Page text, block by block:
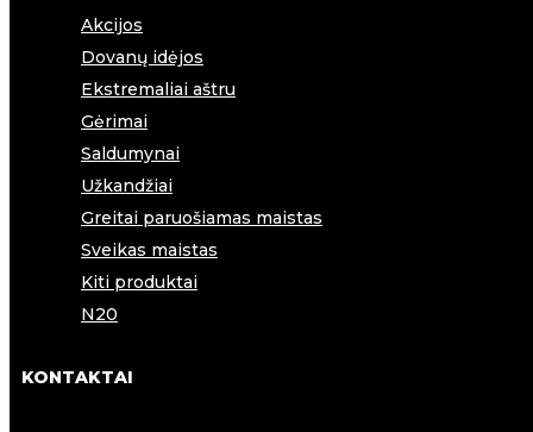
Akcijos
Dovanų idėjos
Ekstremaliai aštru
Gėrimai
Saldumynai
Užkandžiai
Greitai paruošiamas maistas
Sveikas maistas
Kiti produktai
N20
KONTAKTAI